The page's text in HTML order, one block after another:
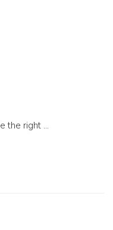
Parmigiano Reggiano: how to choose the right one